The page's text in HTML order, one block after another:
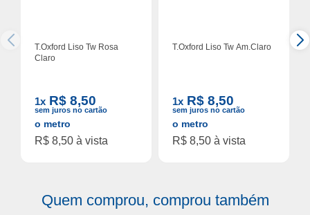
T.Oxford Liso Tw Rosa
Claro
1x R$ 8,50
sem juros no cartão
o metro
R$ 8,50 à vista
T.Oxford Liso Tw Am.Claro
1x R$ 8,50
sem juros no cartão
o metro
R$ 8,50 à vista
Quem comprou, comprou também